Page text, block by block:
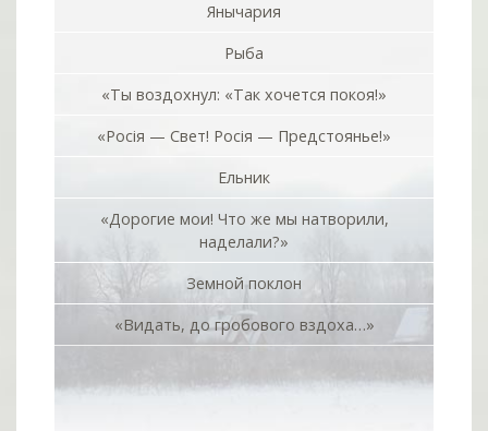
Янычария
Рыба
«Ты воздохнул: «Так хочется покоя!»
«Росiя — Свет! Росiя — Предстоянье!»
Ельник
«Дорогие мои! Что же мы натворили,
наделали?»
Земной поклон
«Видать, до гробового вздоха…»